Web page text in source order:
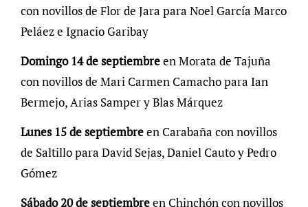
con novillos de Flor de Jara para Noel García Marco
Peláez e Ignacio Garibay
Domingo 14 de septiembreen Morata de Tajuña
con novillos de Mari Carmen Camacho para Ian
Bermejo, Arias Samper y Blas Márquez
Lunes 15 de septiembreen Carabaña con novillos
de Saltillo para David Sejas, Daniel Cauto y Pedro
Gómez
Sábado 20 de septiembreen Chinchón con novillos